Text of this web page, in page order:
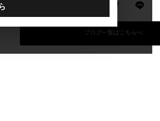
ブログ一覧はこちらへ